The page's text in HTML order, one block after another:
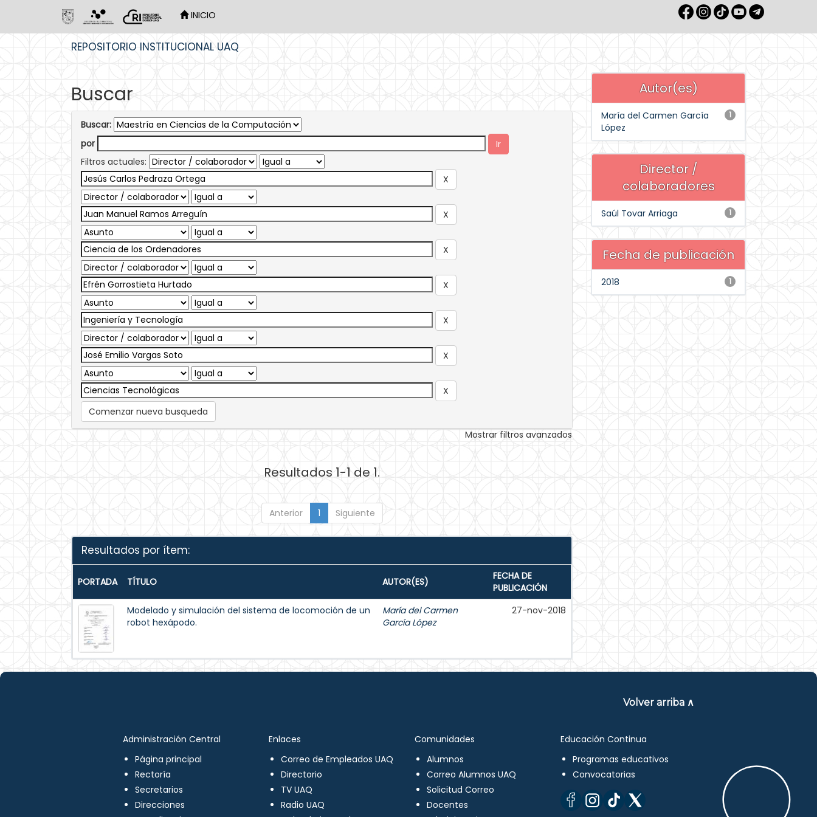
INICIO
REPOSITORIO INSTITUCIONAL UAQ
Buscar
Buscar:
por
Filtros actuales:
Comenzar nueva busqueda
Mostrar filtros avanzados
Resultados 1-1 de 1.
Anterior 1 Siguiente
Resultados por ítem:
PORTADA TÍTULO AUTOR(ES)
FECHA DE
PUBLICACIÓN
Modelado y simulación del sistema de locomoción de un
robot hexápodo.
María del Carmen
García López
27-nov-2018
Autor(es)
1
María del Carmen García
López
Director /
colaboradores
1
Saúl Tovar Arriaga
Fecha de publicación
1
2018
Volver arriba ∧
Administración Central
Página principal
Rectoría
Secretarios
Direcciones
Enlaces
Correo de Empleados UAQ
Directorio
TV UAQ
Radio UAQ
Comunidades
Alumnos
Correo Alumnos UAQ
Solicitud Correo
Docentes
Educación Continua
Programas educativos
Convocatorias